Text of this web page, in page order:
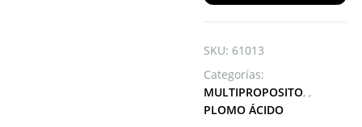
SKU: 61013
Categorías:
MULTIPROPOSITO ,
PLOMO ÁCIDO